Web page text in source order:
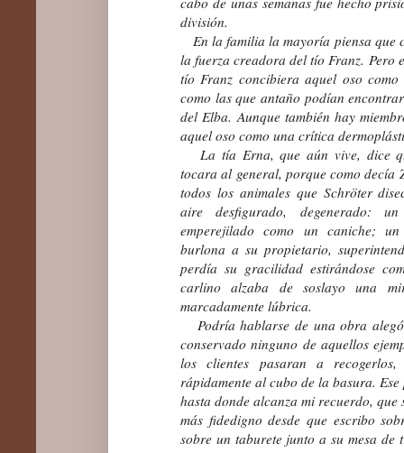
división.
En la familia la mayoría piensa que
la fuerza creadora del tío Franz. Pero
tío Franz concibiera aquel oso
como las que antaño podían
del Elba. Aunque también hay
aquel oso como una crítica
La tía Erna, que aún vive, dice
tocara al general, porque como decía
todos los animales que Schröter
aire desfigurado, degenerado:
emperejilado como un caniche;
burlona a su propietario,
perdía su gracilidad estirándose
carlino alzaba de soslayo una
marcadamente lúbrica.
Podría hablarse de una obra
conservado ninguno de aquellos
los clientes pasaran a
rápidamente al cubo de la basura.
hasta donde alcanza mi recuerdo, que
más fidedigno desde que escribo
sobre un taburete junto a su mesa